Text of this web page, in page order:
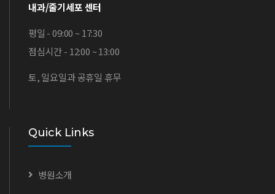
내과/줄기세포 센터
평일 - 09:00 ~ 17:30
점심시간 - 12:00 ~ 13:00
토, 일요일과 공휴일 휴무
Quick Links
병원소개